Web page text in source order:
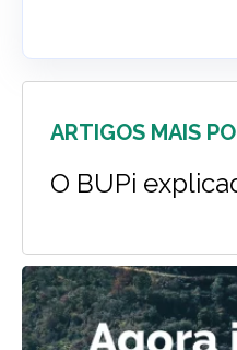
ARTIGOS MAIS
O BUPi